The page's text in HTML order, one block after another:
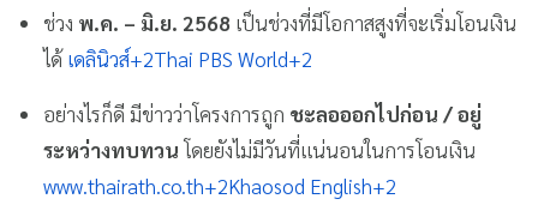
ช่วง พ.ค. – มิ.ย. 2568 เป็นช่วงที่มีโอกาสสูงที่จะเริ่มโอนเงิน
ได้เดลินิวส์+2Thai PBS World+2
อย่างไรก็ดี มีข่าวว่าโครงการถูก ชะลอออกไปก่อน / อยู่
ระหว่างทบทวน โดยยังไม่มีวันที่แน่นอนในการโอนเงิน
www.thairath.co.th+2Khaosod English+2